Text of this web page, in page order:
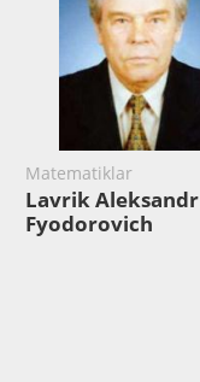
Matematiklar
Lavrik Aleksandr
Fyodorovich